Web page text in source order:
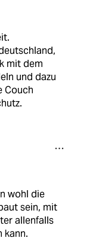
mit dem
und dazu
Couch
wohl die
sein, mit
allenfalls
kann.